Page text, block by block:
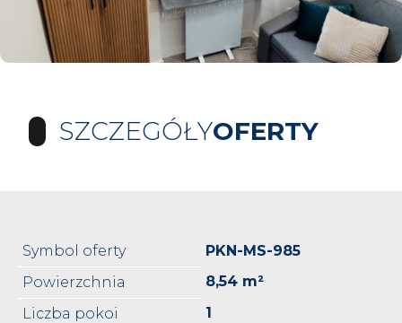
SZCZEGÓŁYOFERTY
Symbol oferty
PKN-MS-985
Powierzchnia
8,54 m²
Liczba pokoi
1